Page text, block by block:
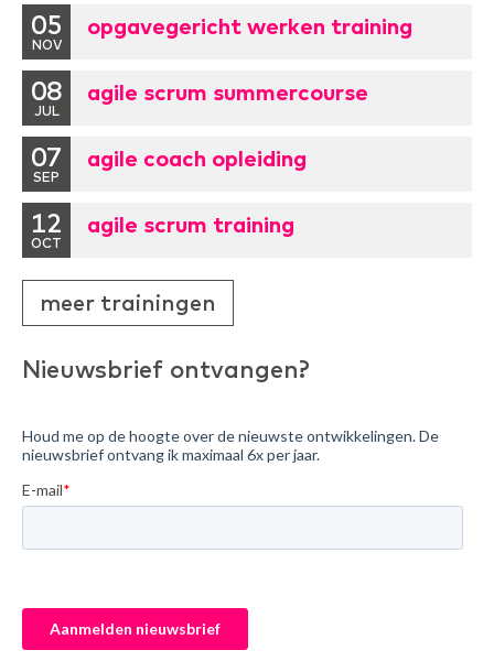
05
NOV
opgavegericht werken training
08
JUL
agile scrum summercourse
07
SEP
agile coach opleiding
12
OCT
agile scrum training
meer trainingen
Nieuwsbrief ontvangen?